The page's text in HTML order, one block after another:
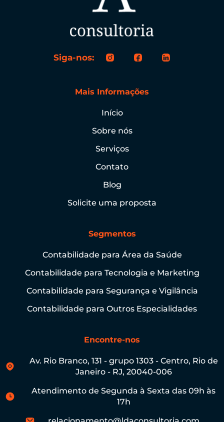
Siga-nos:
Mais Informações
Início
Sobre nós
Serviços
Contato
Blog
Solicite uma proposta
Segmentos
Contabilidade para Área da Saúde
Contabilidade para Tecnologia e Marketing
Contabilidade para Segurança e Vigilância
Contabilidade para Outros Especialidades
Encontre-nos
Av. Rio Branco, 131 - grupo 1303 - Centro, Rio de
Janeiro - RJ, 20040-006
Atendimento de Segunda à Sexta das 09h às
17h